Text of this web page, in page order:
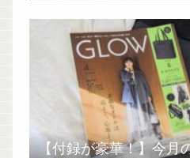
【付録が豪華！】今月